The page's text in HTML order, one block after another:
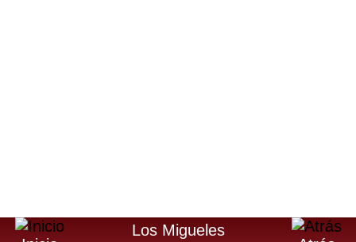
Los Migueles
Los Migueles